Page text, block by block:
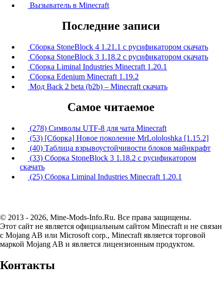
Вызыватель в Minecraft
Последние записи
Сборка StoneBlock 4 1.21.1 с русификатором скачать
Сборка StoneBlock 3 1.18.2 с русификатором скачать
Сборка Liminal Industries Minecraft 1.20.1
Сборка Edenium Minecraft 1.19.2
Мод Back 2 beta (b2b) – Minecraft скачать
Самое читаемое
(278) Символы UTF-8 для чата Minecraft
(53) [Сборка] Новое поколение MrLololoshka [1.15.2]
(40) Таблица взрывоустойчивости блоков майнкрафт
(33) Сборка StoneBlock 3 1.18.2 с русификатором
скачать
(25) Сборка Liminal Industries Minecraft 1.20.1
© 2013 - 2026, Mine-Mods-Info.Ru. Все права защищены.
Этот сайт не является официальным сайтом Minecraft и не связан
с Mojang AB или Microsoft corp., Minecraft является торговой
маркой Mojang AB и является лицензионным продуктом.
Контакты